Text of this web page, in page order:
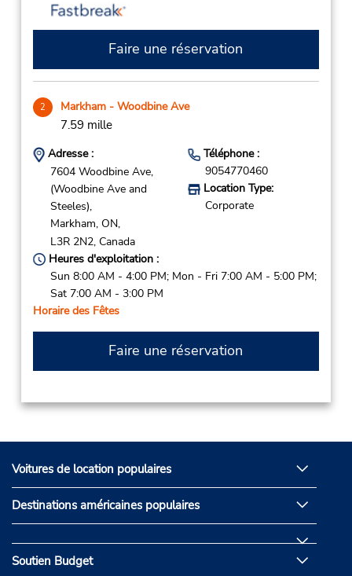
Faire une réservation
2 Markham - Woodbine Ave
7.59 mille
Adresse :
7604 Woodbine Ave,
(Woodbine Ave and
Steeles),
Markham, ON,
L3R 2N2, Canada
Téléphone :
9054770460
Location Type:
Corporate
Heures d'exploitation :
Sun 8:00 AM - 4:00 PM; Mon - Fri 7:00 AM - 5:00 PM;
Sat 7:00 AM - 3:00 PM
Horaire des Fêtes
Faire une réservation
Voitures de location populaires
Destinations américaines populaires
Soutien Budget